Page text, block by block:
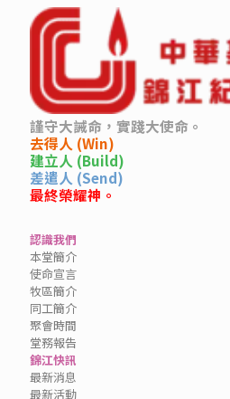
謹守大誡命，實踐大使命。
去得人 (Win)
建立人 (Build)
差遣人 (Send)
最終榮耀神。
認識我們
本堂簡介
使命宣言
牧區簡介
同工簡介
聚會時間
堂務報告
錦江快訊
最新消息
最新活動